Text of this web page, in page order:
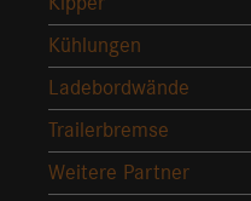
Kühlungen
Ladebordwände
Trailerbremse
Weitere Partner